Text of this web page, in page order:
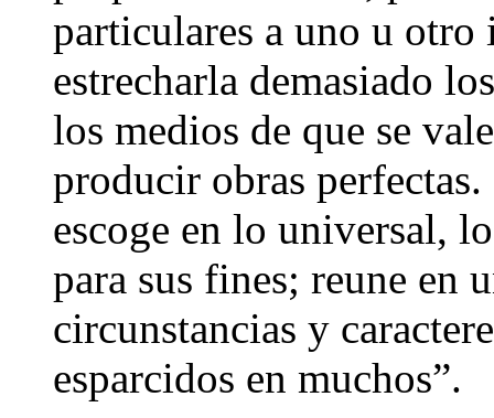
particulares a uno u
estrecharla demasiado
los medios de que se
producir obras
escoge en lo universal,
para sus fines; reune en
circunstancias y
esparcidos en muchos”.